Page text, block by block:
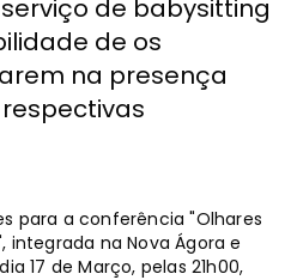
de babysitting
de os
na presença
para a conferência "Olhares
integrada na Nova Ágora e
17 de Março, pelas 21h00,